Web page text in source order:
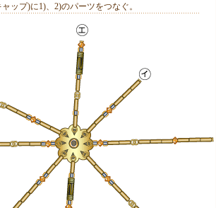
ップ)に1)、2)のパーツをつなぐ。